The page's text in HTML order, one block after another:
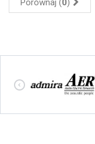
Porównaj (0)